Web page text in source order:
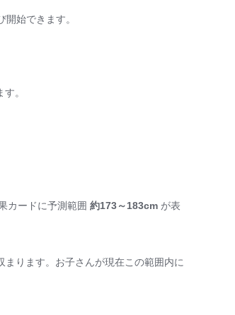
始できます。
。
カードに予測範囲 約173～183cm が表
ります。お子さんが現在この範囲内に